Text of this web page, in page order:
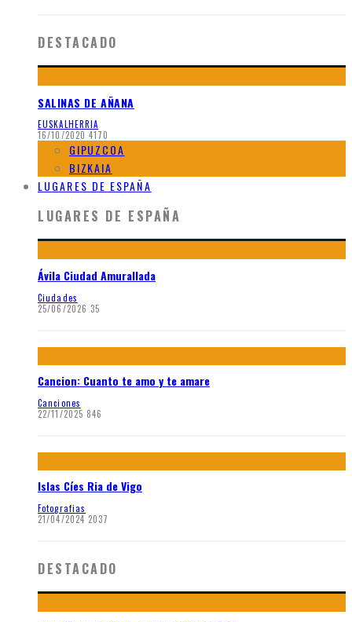
DESTACADO
SALINAS DE AÑANA
EUSKALHERRIA
16/10/2020 4170
GIPUZCOA
BIZKAIA
LUGARES DE ESPAÑA
LUGARES DE ESPAÑA
Ávila Ciudad Amurallada
Ciudades
25/06/2026 35
Cancion: Cuanto te amo y te amare
Canciones
22/11/2025 846
Islas Cíes Ria de Vigo
Fotografias
21/04/2024 2037
DESTACADO